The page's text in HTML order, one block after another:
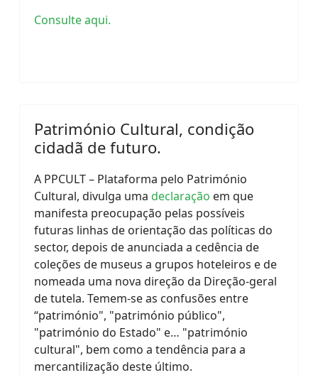
Consulte aqui.
Património Cultural, condição
cidadã de futuro.
A PPCULT – Plataforma pelo Património
Cultural, divulga uma declaração em que
manifesta preocupação pelas possíveis
futuras linhas de orientação das políticas do
sector, depois de anunciada a cedência de
coleções de museus a grupos hoteleiros e de
nomeada uma nova direção da Direção-geral
de tutela. Temem-se as confusões entre
“património", "património público",
"património do Estado" e… "património
cultural", bem como a tendência para a
mercantilização deste último.